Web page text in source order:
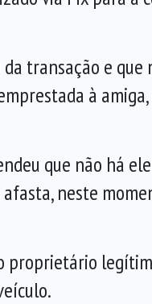
transação e
à
que não há
neste